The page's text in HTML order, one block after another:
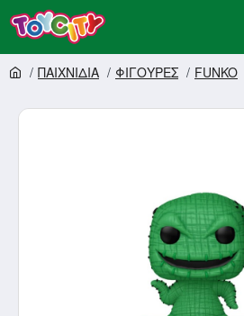
ΠΑΙΧΝΙΔΙΑ ΦΙΓΟΥΡΕΣ FUNKO